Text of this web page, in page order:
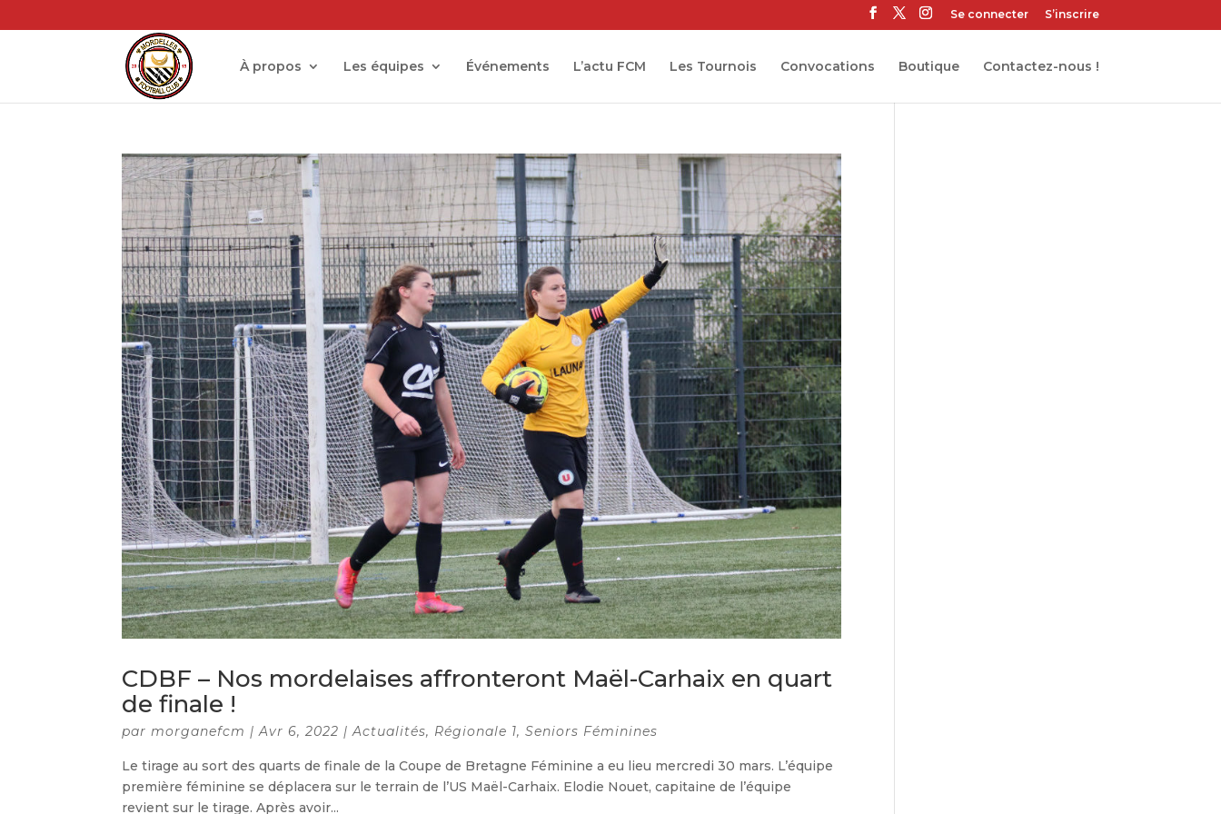
Se connecter S’inscrire
À propos Les équipes Événements L’actu FCM Les Tournois Convocations Boutique Contactez-nous !
CDBF – Nos mordelaises affronteront Maël-Carhaix en quart
de finale !
parmorganefcm |Avr 6, 2022 |Actualités, Régionale 1,Seniors Féminines
Le tirage au sort des quarts de finale de la Coupe de Bretagne Féminine a eu lieu mercredi 30 mars. L’équipe
première féminine se déplacera sur le terrain de l’US Maël-Carhaix. Elodie Nouet, capitaine de l’équipe
revient sur le tirage. Après avoir...